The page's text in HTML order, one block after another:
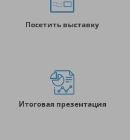
Посетить выставку
Итоговая презентация